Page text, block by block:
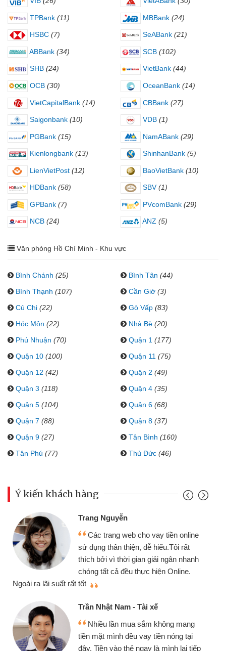
TPBank (11) MBBank (24)
HSBC (7) SeABank (21)
ABBank (34) SCB (102)
SHB (24) VietBank (44)
OCB (30) OceanBank (14)
VietCapitalBank (14) CBBank (27)
Saigonbank (10) VDB (1)
PGBank (15) NamABank (29)
Kienlongbank (13) ShinhanBank (5)
LienVietPost (12) BaoVietBank (10)
HDBank (58) SBV (1)
GPBank (7) PVcomBank (29)
NCB (24) ANZ (5)
Văn phòng Hồ Chí Minh - Khu vực
Bình Chánh (25) Bình Tân (44)
Bình Thạnh (107) Cần Giờ (3)
Củ Chi (22) Gò Vấp (83)
Hóc Môn (22) Nhà Bè (20)
Phú Nhuận (70) Quận 1 (177)
Quận 10 (100) Quận 11 (75)
Quận 12 (42) Quận 2 (49)
Quận 3 (118) Quận 4 (35)
Quận 5 (104) Quận 6 (68)
Quận 7 (88) Quận 8 (37)
Quận 9 (27) Tân Bình (160)
Tân Phú (77) Thủ Đức (46)
Ý kiến khách hàng
web cho vay tiền online
thiện, dễ hiểu.Tôi rất
gian giải ngân nhanh
thực hiện Online.
- Tài xế
mua sắm không mang
đều vay tiền nóng tại
thẻ ngay là mình lại tiếp
chiếc xe wave
cần gặp mặt nên
nhiều lúc cần
đến website qua